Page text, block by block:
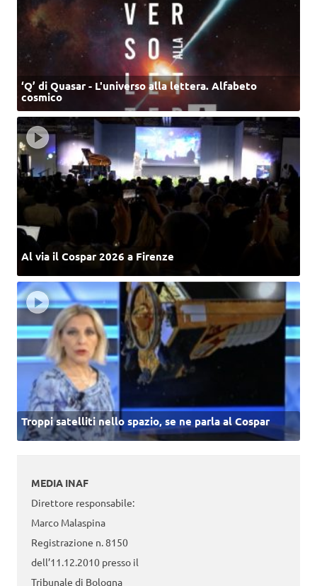
‘Q’ di Quasar - L'universo alla lettera. Alfabeto
cosmico
Al via il Cospar 2026 a Firenze
Troppi satelliti nello spazio, se ne parla al Cospar
MEDIA INAF
Direttore responsabile:
Marco Malaspina
Registrazione n. 8150
dell’11.12.2010 presso il
Tribunale di Bologna